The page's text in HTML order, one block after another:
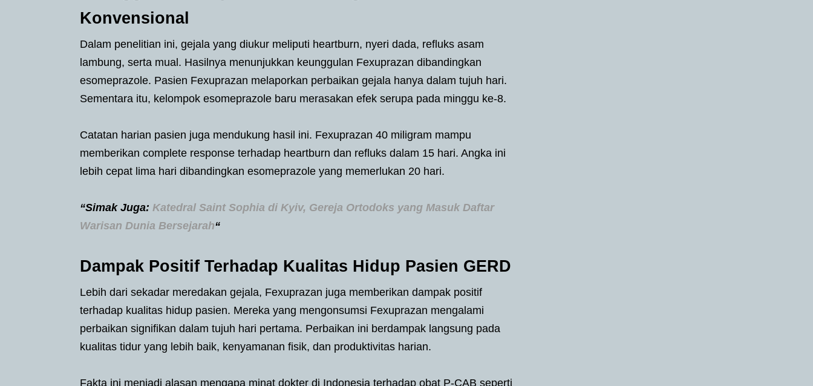
Konvensional
Dalam penelitian ini, gejala yang diukur meliputi heartburn, nyeri dada, refluks asam
lambung, serta mual. Hasilnya menunjukkan keunggulan Fexuprazan dibandingkan
esomeprazole. Pasien Fexuprazan melaporkan perbaikan gejala hanya dalam tujuh hari.
Sementara itu, kelompok esomeprazole baru merasakan efek serupa pada minggu ke-8.
Catatan harian pasien juga mendukung hasil ini. Fexuprazan 40 miligram mampu
memberikan complete response terhadap heartburn dan refluks dalam 15 hari. Angka ini
lebih cepat lima hari dibandingkan esomeprazole yang memerlukan 20 hari.
“Simak Juga: Katedral Saint Sophia di Kyiv, Gereja Ortodoks yang Masuk Daftar
Warisan Dunia Bersejarah“
Dampak Positif Terhadap Kualitas Hidup Pasien GERD
Lebih dari sekadar meredakan gejala, Fexuprazan juga memberikan dampak positif
terhadap kualitas hidup pasien. Mereka yang mengonsumsi Fexuprazan mengalami
perbaikan signifikan dalam tujuh hari pertama. Perbaikan ini berdampak langsung pada
kualitas tidur yang lebih baik, kenyamanan fisik, dan produktivitas harian.
Fakta ini menjadi alasan mengapa minat dokter di Indonesia terhadap obat P-CAB seperti